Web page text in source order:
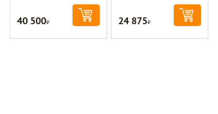
40 500Р 24 875Р